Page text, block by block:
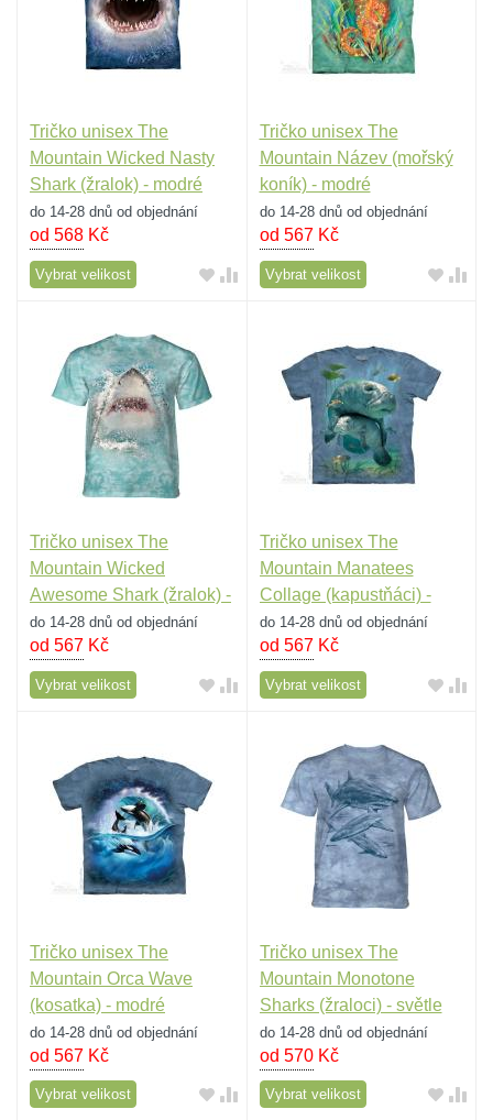
Tričko unisex The
Mountain Wicked Nasty
Shark (žralok) - modré
do 14-28 dnů od objednání
od 568 Kč
Vybrat velikost
Tričko unisex The
Mountain Název (mořský
koník) - modré
do 14-28 dnů od objednání
od 567Kč
Vybrat velikost
Tričko unisex The
Mountain Wicked
Awesome Shark (žralok) -
světle modré
do 14-28 dnů od objednání
od 567 Kč
Vybrat velikost
Tričko unisex The
Mountain Manatees
Collage (kapustňáci) -
modré
do 14-28 dnů od objednání
od 567Kč
Vybrat velikost
Tričko unisex The
Mountain Orca Wave
(kosatka) - modré
do 14-28 dnů od objednání
od 567 Kč
Vybrat velikost
Tričko unisex The
Mountain Monotone
Sharks (žraloci) - světle
modré
do 14-28 dnů od objednání
od 570Kč
Vybrat velikost